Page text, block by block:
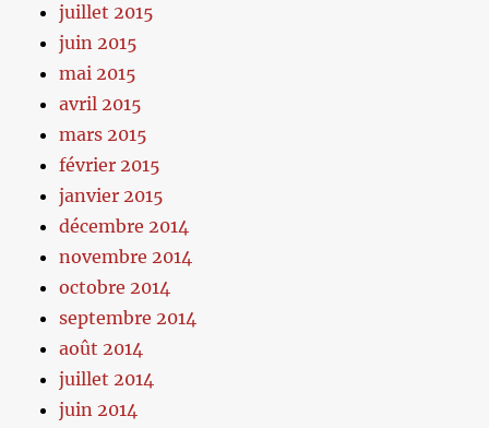
juillet 2015
juin 2015
mai 2015
avril 2015
mars 2015
février 2015
janvier 2015
décembre 2014
novembre 2014
octobre 2014
septembre 2014
août 2014
juillet 2014
juin 2014